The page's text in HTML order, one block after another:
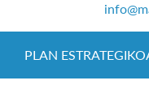
PLAN